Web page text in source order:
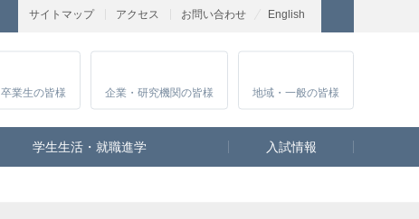
サイトマップ アクセス お問い合わせ English
卒業生の皆様 企業・研究機関の皆様 地域・一般の皆様
学生生活・就職進学 入試情報